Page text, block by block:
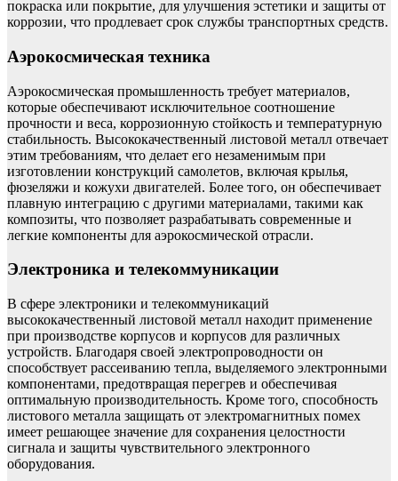
покраска или покрытие, для улучшения эстетики и защиты от
коррозии, что продлевает срок службы транспортных средств.
Аэрокосмическая техника
Аэрокосмическая промышленность требует материалов,
которые обеспечивают исключительное соотношение
прочности и веса, коррозионную стойкость и температурную
стабильность. Высококачественный листовой металл отвечает
этим требованиям, что делает его незаменимым при
изготовлении конструкций самолетов, включая крылья,
фюзеляжи и кожухи двигателей. Более того, он обеспечивает
плавную интеграцию с другими материалами, такими как
композиты, что позволяет разрабатывать современные и
легкие компоненты для аэрокосмической отрасли.
Электроника и телекоммуникации
В сфере электроники и телекоммуникаций
высококачественный листовой металл находит применение
при производстве корпусов и корпусов для различных
устройств. Благодаря своей электропроводности он
способствует рассеиванию тепла, выделяемого электронными
компонентами, предотвращая перегрев и обеспечивая
оптимальную производительность. Кроме того, способность
листового металла защищать от электромагнитных помех
имеет решающее значение для сохранения целостности
сигнала и защиты чувствительного электронного
оборудования.